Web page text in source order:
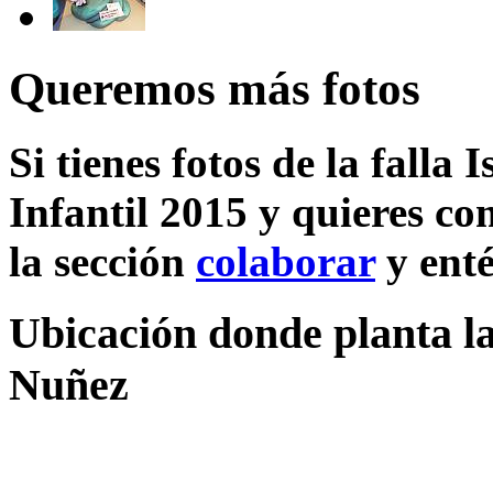
Queremos más fotos
Si tienes fotos de la falla
Infantil 2015 y quieres
la sección colaborary
Ubicación donde planta
Nuñez